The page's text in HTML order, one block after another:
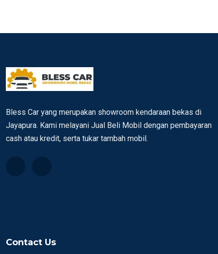
Bless Car yang merupakan showroom kendaraan bekas di
Jayapura. Kami melayani Jual Beli Mobil dengan pembayaran
cash atau kredit, serta tukar tambah mobil.
Contact Us